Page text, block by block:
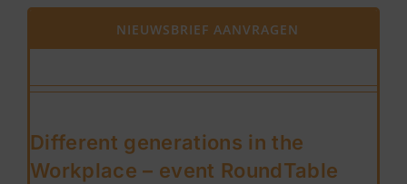
NIEUWSBRIEF AANVRAGEN
Different generations in the
Workplace – event RoundTable